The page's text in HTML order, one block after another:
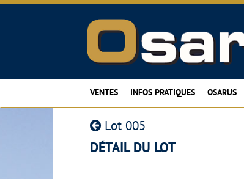
VENTES INFOS PRATIQUES OSARUS
Lot 005
DÉTAIL DU LOT